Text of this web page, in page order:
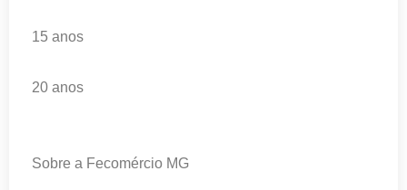
15 anos
20 anos
Sobre a Fecomércio MG